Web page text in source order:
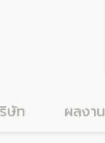
ษัท ผลงาน